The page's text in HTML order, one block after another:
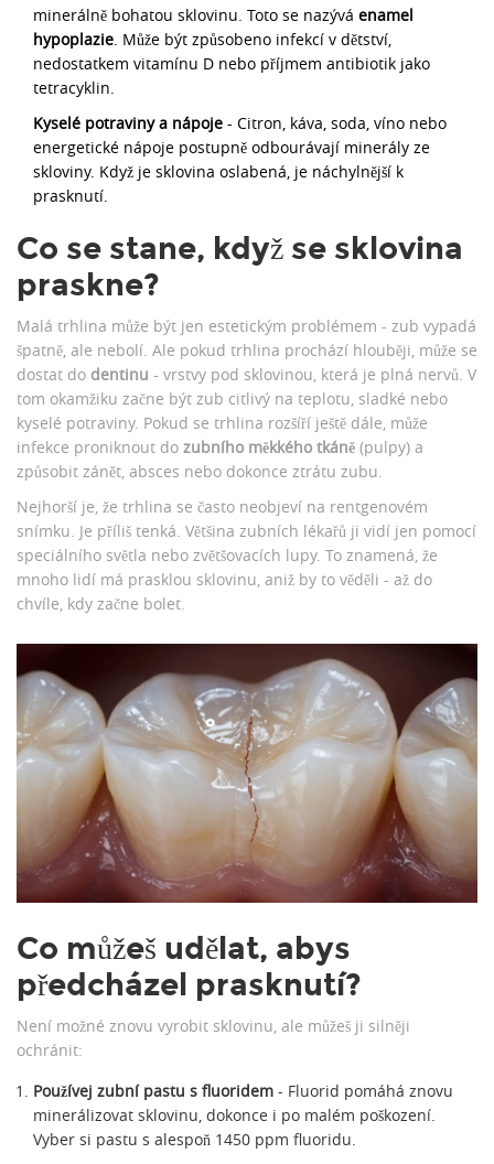
minerálně bohatou sklovinu. Toto se nazývá enamel
hypoplazie. Může být způsobeno infekcí v dětství,
nedostatkem vitamínu D nebo příjmem antibiotik jako
tetracyklin.
Kyselé potraviny a nápoje - Citron, káva, soda, víno nebo
energetické nápoje postupně odbourávají minerály ze
skloviny. Když je sklovina oslabená, je náchylnější k
prasknutí.
Co se stane, když se sklovina
praskne?
Malá trhlina může být jen estetickým problémem - zub vypadá
špatně, ale nebolí. Ale pokud trhlina prochází hlouběji, může se
dostat do dentinu - vrstvy pod sklovinou, která je plná nervů. V
tom okamžiku začne být zub citlivý na teplotu, sladké nebo
kyselé potraviny. Pokud se trhlina rozšíří ještě dále, může
infekce proniknout do zubního měkkého tkáně (pulpy) a
způsobit zánět, absces nebo dokonce ztrátu zubu.
Nejhorší je, že trhlina se často neobjeví na rentgenovém
snímku. Je příliš tenká. Většina zubních lékařů ji vidí jen pomocí
speciálního světla nebo zvětšovacích lupy. To znamená, že
mnoho lidí má prasklou sklovinu, aniž by to věděli - až do
chvíle, kdy začne bolet.
Co můžeš udělat, abys
předcházel prasknutí?
Není možné znovu vyrobit sklovinu, ale můžeš ji silněji
ochránit:
Používej zubní pastu s fluoridem - Fluorid pomáhá znovu
minerálizovat sklovinu, dokonce i po malém poškození.
Vyber si pastu s alespoň 1450 ppm fluoridu.